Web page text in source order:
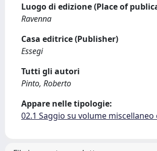
Luogo di edizione (Place of
Ravenna
Casa editrice (Publisher)
Essegi
Tutti gli autori
Pinto, Roberto
Appare nelle tipologie:
02.1 Saggio su volume